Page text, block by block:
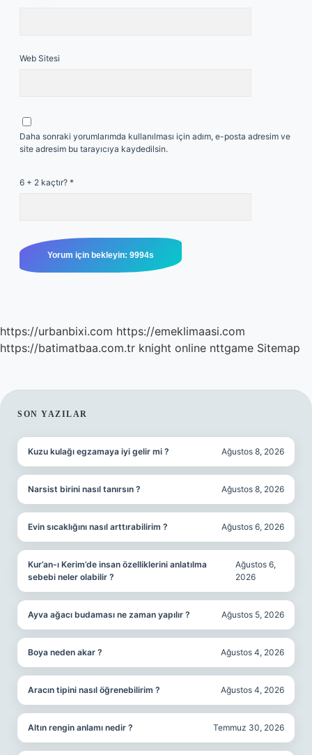
Web Sitesi
Daha sonraki yorumlarımda kullanılması için adım, e-posta adresim ve
site adresim bu tarayıcıya kaydedilsin.
6 + 2 kaçtır? *
https://urbanbixi.com https://emeklimaasi.com
https://batimatbaa.com.tr knight online nttgame Sitemap
SIDEBAR
SON YAZILAR
Kuzu kulağı egzamaya iyi gelir mi ? Ağustos 8, 2026
Narsist birini nasıl tanırsın ? Ağustos 8, 2026
Evin sıcaklığını nasıl arttırabilirim ? Ağustos 6, 2026
Kur’an-ı Kerim’de insan özelliklerini anlatılma
sebebi neler olabilir ?
Ağustos 6,
2026
Ayva ağacı budaması ne zaman yapılır ? Ağustos 5, 2026
Boya neden akar ? Ağustos 4, 2026
Aracın tipini nasıl öğrenebilirim ? Ağustos 4, 2026
Altın rengin anlamı nedir ? Temmuz 30, 2026